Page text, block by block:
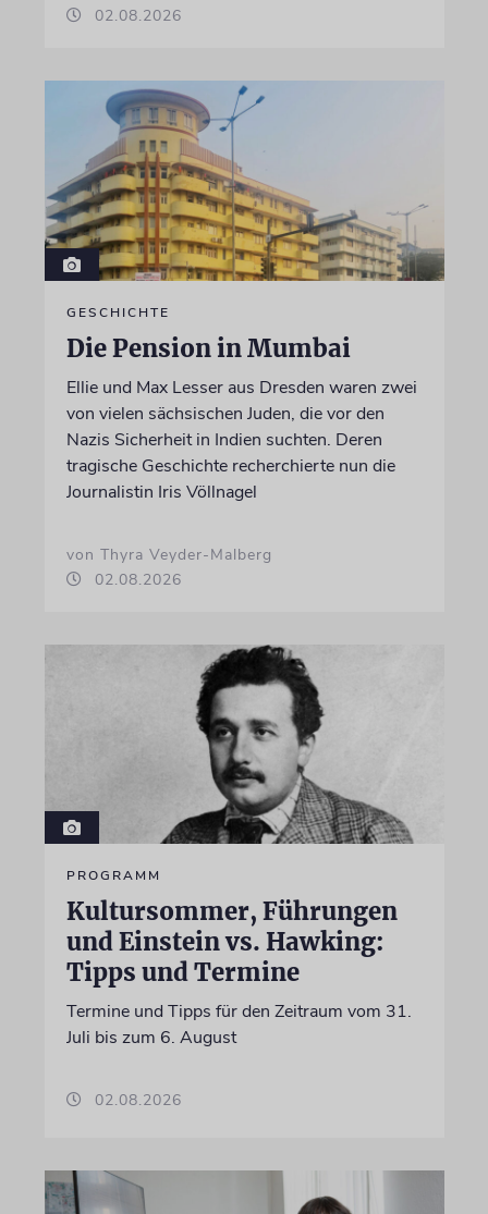
02.08.2026
GESCHICHTE
Die Pension in Mumbai
Ellie und Max Lesser aus Dresden waren zwei
von vielen sächsischen Juden, die vor den
Nazis Sicherheit in Indien suchten. Deren
tragische Geschichte recherchierte nun die
Journalistin Iris Völlnagel
von Thyra Veyder-Malberg
02.08.2026
PROGRAMM
Kultursommer, Führungen
und Einstein vs. Hawking:
Tipps und Termine
Termine und Tipps für den Zeitraum vom 31.
Juli bis zum 6. August
02.08.2026